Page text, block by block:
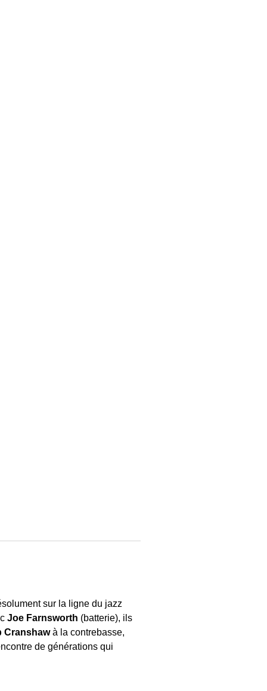
sur la ligne du jazz
Joe Farnsworth (batterie), ils
Cranshawà la contrebasse,
de générations qui